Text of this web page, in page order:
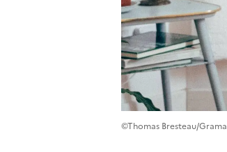
©Thomas Bresteau/Grama